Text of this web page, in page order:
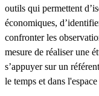
outils qui permettent
économiques,
confronter les
mesure de réaliser une
s’appuyer sur un
le temps et dans l'espace